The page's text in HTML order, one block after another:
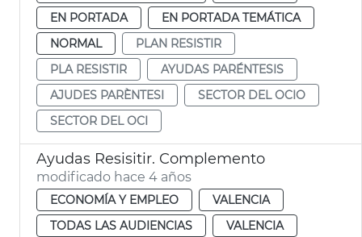
EN PORTADA
EN PORTADA TEMÁTICA
NORMAL
PLAN RESISTIR
PLA RESISTIR
AYUDAS PARÉNTESIS
AJUDES PARÈNTESI
SECTOR DEL OCIO
SECTOR DEL OCI
Ayudas Resisitir. Complemento
modificado hace 4 años
ECONOMÍA Y EMPLEO
VALENCIA
TODAS LAS AUDIENCIAS
VALENCIA